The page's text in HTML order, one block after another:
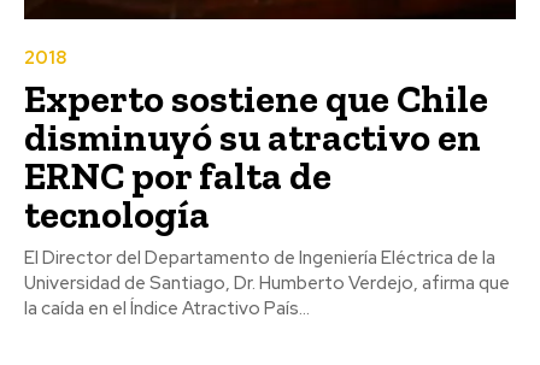
2018
Experto sostiene que Chile
disminuyó su atractivo en
ERNC por falta de
tecnología
El Director del Departamento de Ingeniería Eléctrica de la
Universidad de Santiago, Dr. Humberto Verdejo, afirma que
la caída en el Índice Atractivo País...